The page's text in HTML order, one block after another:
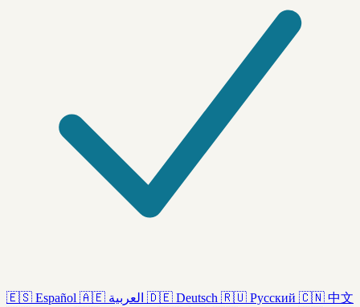
🇪🇸 Español 🇦🇪 العربية 🇩🇪 Deutsch 🇷🇺 Русский 🇨🇳 中文